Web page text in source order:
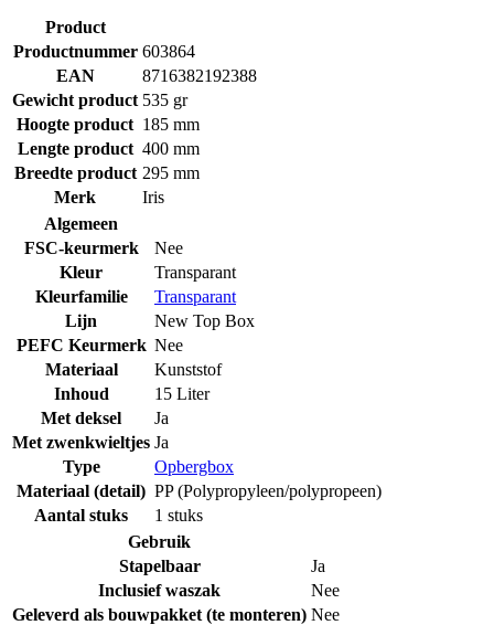
Product
Productnummer 603864
EAN
8716382192388
Gewicht product 535 gr
Hoogte product 185 mm
Lengte product 400 mm
Breedte product 295 mm
Merk
Iris
Algemeen
FSC-keurmerk
Nee
Kleur
Transparant
Kleurfamilie
Transparant
Lijn
New Top Box
PEFC Keurmerk Nee
Materiaal
Kunststof
Inhoud
15 Liter
Met deksel
Ja
Met zwenkwieltjes Ja
Type
Opbergbox
Materiaal (detail) PP (Polypropyleen/polypropeen)
Aantal stuks
1 stuks
Gebruik
Stapelbaar
Ja
Inclusief waszak
Nee
Geleverd als bouwpakket (te monteren) Nee